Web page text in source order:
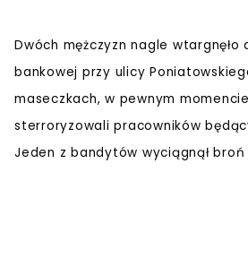
Dwóch mężczyzn nagle wtargnęło
bankowej przy ulicy
maseczkach, w pewnym
sterroryzowali pracowników
Jeden z bandytów wyciągnął broń